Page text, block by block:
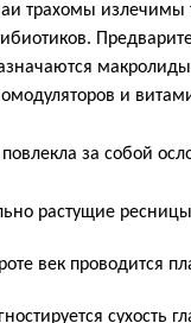
трахомы излечимы
и
повлекла за собой
растущие
век проводится
сухость